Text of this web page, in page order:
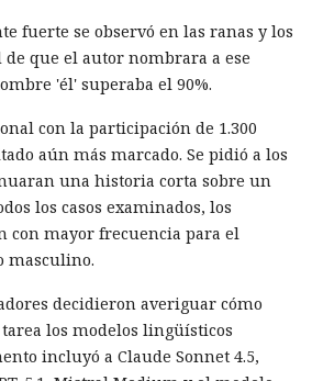
fuerte se observó en las ranas y los
que el autor nombrara a ese
'él' superaba el 90%.
con la participación de 1.300
aún más marcado. Se pidió a los
una historia corta sobre un
los casos examinados, los
con mayor frecuencia para el
masculino.
decidieron averiguar cómo
los modelos lingüísticos
incluyó a Claude Sonnet 4.5,